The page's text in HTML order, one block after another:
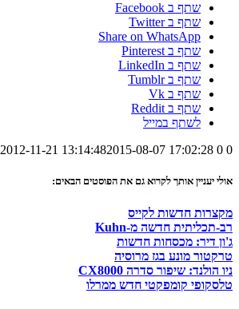
שתף ב Facebook
שתף ב Twitter
Share on WhatsApp
שתף ב Pinterest
שתף ב LinkedIn
שתף ב Tumblr
שתף ב Vk
שתף ב Reddit
לשתף במייל
0
0
2012-11-21 13:14:482015-08-07 17:02:28
אולי יעניין אותך לקרוא גם את הפוסטים הבאים:
מקצרות חדשות לקייס
רב-תכליתית חדשה מ-Kuhn
ג'ון דיר: מכסחות חדשות
טרקטור מונע בגז מרוסיה
ניו הולנד: שיפור סדרה CX8000
טלסקופי קומפקטי חדש ממרלו